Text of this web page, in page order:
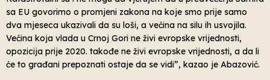
sa EU govorimo o promjeni zakona na koje smo prije samo
dva mjeseca ukazivali da su loši, a većina na silu ih usvojila.
Većina koja vlada u Crnoj Gori ne živi evropske vrijednosti,
opozicija prije 2020. takođe ne živi evropske vrijednosti, a da li
će to građani prepoznati ostaje da se vidi”, kazao je Abazović.